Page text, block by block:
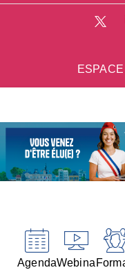
ESPACE
AgendaWebinaires